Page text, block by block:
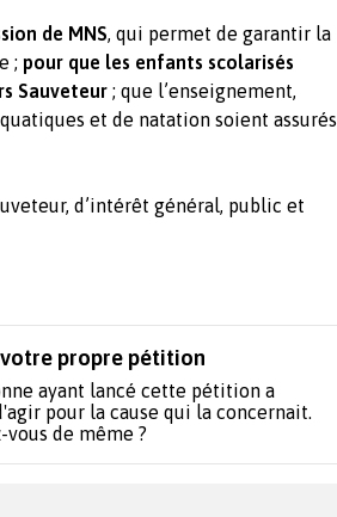
de MNS, qui permet de garantir la
; pour que les enfants scolarisés
Sauveteur ; que l’enseignement,
et de natation soient assurés
d’intérêt général, public et
propre pétition
ayant lancé cette pétition a
pour la cause qui la concernait.
vous de même ?